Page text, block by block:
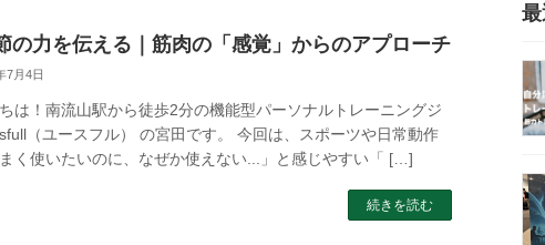
の力を伝える｜筋肉の「感覚」からのアプローチ
7月4日
は！南流山駅から徒歩2分の機能型パーソナルトレーニングジ
（ユースフル） の宮田です。 今回は、スポーツや日常動作
く使いたいのに、なぜか使えない...」と感じやすい「 […]
続きを読む